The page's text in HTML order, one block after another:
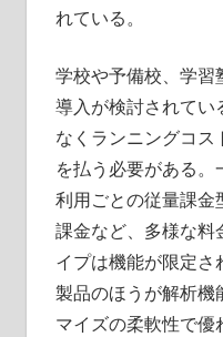
れている。
学校や予備校、学習
導入が検討されてい
なくランニングコ
を払う必要がある。
利用ごとの従量課金
課金など、多様な料
イプは機能が限定
製品のほうが解析機
マイズの柔軟性で